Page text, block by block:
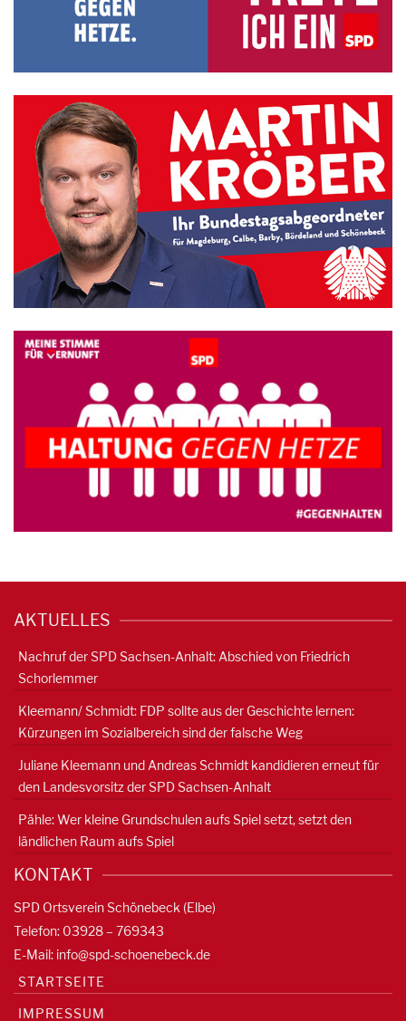
AKTUELLES
Nachruf der SPD Sachsen-Anhalt: Abschied von Friedrich
Schorlemmer
Kleemann/ Schmidt: FDP sollte aus der Geschichte lernen:
Kürzungen im Sozialbereich sind der falsche Weg
Juliane Kleemann und Andreas Schmidt kandidieren erneut für
den Landesvorsitz der SPD Sachsen-Anhalt
Pähle: Wer kleine Grundschulen aufs Spiel setzt, setzt den
ländlichen Raum aufs Spiel
KONTAKT
SPD Ortsverein Schönebeck (Elbe)
Telefon: 03928 – 769343
E-Mail: info@spd-schoenebeck.de
STARTSEITE
IMPRESSUM